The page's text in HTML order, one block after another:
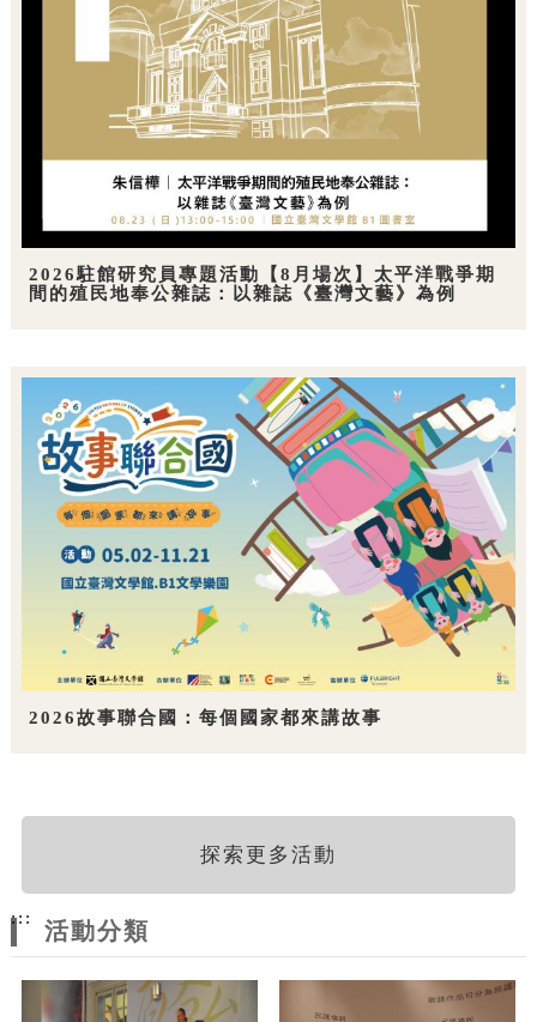
2026駐館研究員專題活動【8月場次】太平洋戰爭期
間的殖民地奉公雜誌：以雜誌《臺灣文藝》為例
2026故事聯合國：每個國家都來講故事
探索更多活動
:::
活動分類